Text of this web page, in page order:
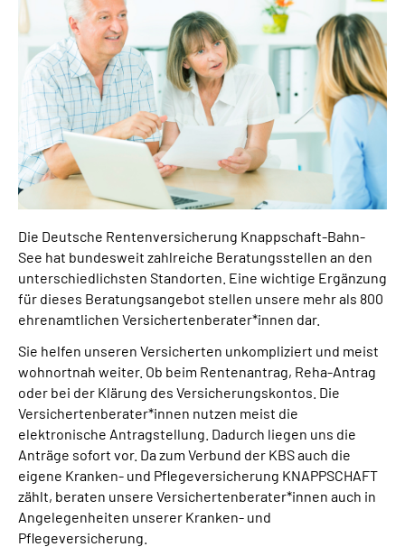
Über uns & Karriere
Online-Services
Die DRV Knappschaft-Bahn-See in Deutscher
Gebärdensprache
Leichte Sprache
Mein Kundenportal
Die Deutsche Rentenversicherung Knappschaft-Bahn-
See hat bundesweit zahlreiche Beratungsstellen an den
unterschiedlichsten Standorten. Eine wichtige Ergänzung
für dieses Beratungsangebot stellen unsere mehr als 800
ehrenamtlichen Versichertenberater*innen dar.
Sie helfen unseren Versicherten unkompliziert und meist
wohnortnah weiter. Ob beim Rentenantrag, Reha-Antrag
oder bei der Klärung des Versicherungskontos. Die
Versichertenberater*innen nutzen meist die
elektronische Antragstellung. Dadurch liegen uns die
Anträge sofort vor. Da zum Verbund der KBS auch die
eigene Kranken- und Pflegeversicherung KNAPPSCHAFT
zählt, beraten unsere Versichertenberater*innen auch in
Angelegenheiten unserer Kranken- und
Pflegeversicherung.